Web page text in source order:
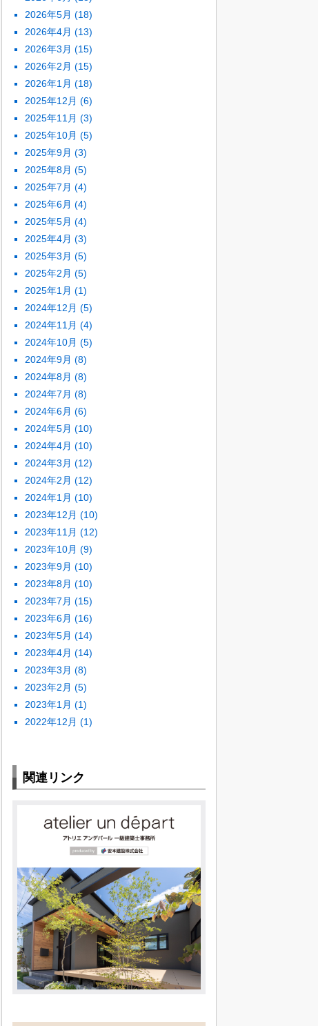
2026年5月 (18)
2026年4月 (13)
2026年3月 (15)
2026年2月 (15)
2026年1月 (18)
2025年12月 (6)
2025年11月 (3)
2025年10月 (5)
2025年9月 (3)
2025年8月 (5)
2025年7月 (4)
2025年6月 (4)
2025年5月 (4)
2025年4月 (3)
2025年3月 (5)
2025年2月 (5)
2025年1月 (1)
2024年12月 (5)
2024年11月 (4)
2024年10月 (5)
2024年9月 (8)
2024年8月 (8)
2024年7月 (8)
2024年6月 (6)
2024年5月 (10)
2024年4月 (10)
2024年3月 (12)
2024年2月 (12)
2024年1月 (10)
2023年12月 (10)
2023年11月 (12)
2023年10月 (9)
2023年9月 (10)
2023年8月 (10)
2023年7月 (15)
2023年6月 (16)
2023年5月 (14)
2023年4月 (14)
2023年3月 (8)
2023年2月 (5)
2023年1月 (1)
2022年12月 (1)
関連リンク